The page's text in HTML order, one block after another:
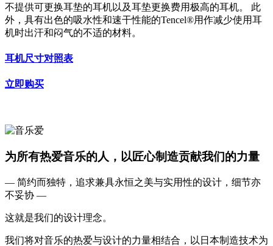
不提供可更换耳垫的耳机以及耳垫更换费用极高的耳机。 此
外，具有出色的吸水性和速干性能的Tencel®用作减少使用耳
机时出汗和闷气的不适的材料。
耳机尺寸对照表
立即购买
为所有热爱音乐的人，以匠心制造贡献我们的力量
— 简约而独特，追求兼具永恒之美与实用性的设计，细节亦
不妥协 —
这就是我们的设计理念。
我们将对音乐的热爱与设计的力量相结合，以日本制造技术为